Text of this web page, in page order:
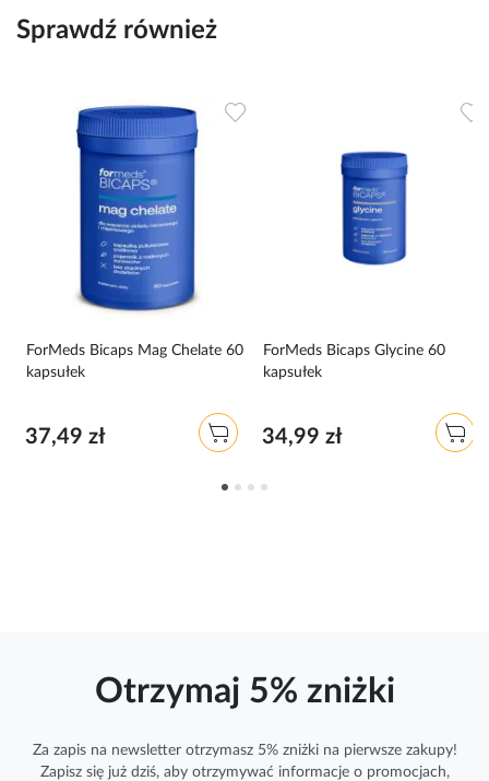
Sprawdź również
Dodaj do ulubionych
ForMeds Bicaps Mag Chelate 60
kapsułek
37,49 zł
Dodaj do ulubionych
ForMeds Bicaps Glycine 60
kapsułek
34,99 zł
Otrzymaj 5% zniżki
Za zapis na newsletter otrzymasz 5% zniżki na pierwsze zakupy!
Zapisz się już dziś, aby otrzymywać informacjeo promocjach,